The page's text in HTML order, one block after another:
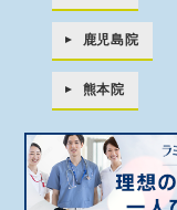
鹿児島院
熊本院